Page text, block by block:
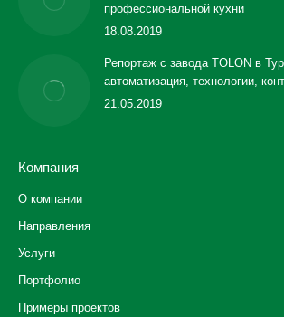
профессиональной кухни
18.08.2019
Репортаж с завода TOLON в
автоматизация, технологии,
21.05.2019
Компания
О компании
Направления
Услуги
Портфолио
Примеры проектов